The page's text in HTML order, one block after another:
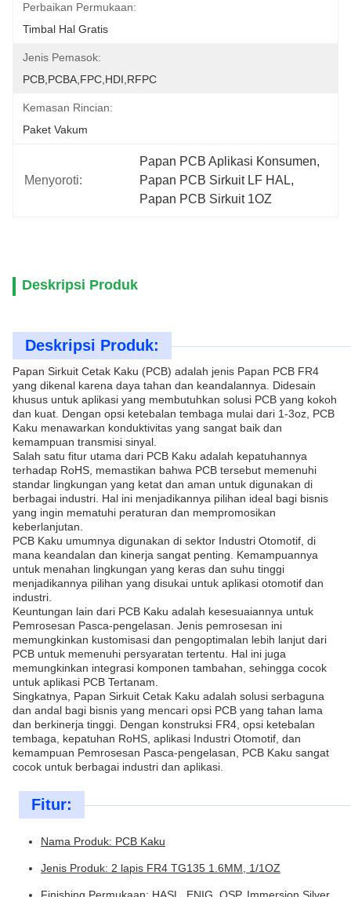
Perbaikan Permukaan:
Timbal Hal Gratis
Jenis Pemasok:
PCB,PCBA,FPC,HDI,RFPC
Kemasan Rincian:
Paket Vakum
Menyoroti:
Papan PCB Aplikasi Konsumen,
Papan PCB Sirkuit LF HAL,
Papan PCB Sirkuit 1OZ
Deskripsi Produk
Deskripsi Produk:
Papan Sirkuit Cetak Kaku (PCB) adalah jenis Papan PCB FR4
yang dikenal karena daya tahan dan keandalannya. Didesain
khusus untuk aplikasi yang membutuhkan solusi PCB yang kokoh
dan kuat. Dengan opsi ketebalan tembaga mulai dari 1-3oz, PCB
Kaku menawarkan konduktivitas yang sangat baik dan
kemampuan transmisi sinyal.
Salah satu fitur utama dari PCB Kaku adalah kepatuhannya
terhadap RoHS, memastikan bahwa PCB tersebut memenuhi
standar lingkungan yang ketat dan aman untuk digunakan di
berbagai industri. Hal ini menjadikannya pilihan ideal bagi bisnis
yang ingin mematuhi peraturan dan mempromosikan
keberlanjutan.
PCB Kaku umumnya digunakan di sektor Industri Otomotif, di
mana keandalan dan kinerja sangat penting. Kemampuannya
untuk menahan lingkungan yang keras dan suhu tinggi
menjadikannya pilihan yang disukai untuk aplikasi otomotif dan
industri.
Keuntungan lain dari PCB Kaku adalah kesesuaiannya untuk
Pemrosesan Pasca-pengelasan. Jenis pemrosesan ini
memungkinkan kustomisasi dan pengoptimalan lebih lanjut dari
PCB untuk memenuhi persyaratan tertentu. Hal ini juga
memungkinkan integrasi komponen tambahan, sehingga cocok
untuk aplikasi PCB Tertanam.
Singkatnya, Papan Sirkuit Cetak Kaku adalah solusi serbaguna
dan andal bagi bisnis yang mencari opsi PCB yang tahan lama
dan berkinerja tinggi. Dengan konstruksi FR4, opsi ketebalan
tembaga, kepatuhan RoHS, aplikasi Industri Otomotif, dan
kemampuan Pemrosesan Pasca-pengelasan, PCB Kaku sangat
cocok untuk berbagai industri dan aplikasi.
Fitur:
Nama Produk: PCB Kaku
Jenis Produk: 2 lapis FR4 TG135 1.6MM, 1/1OZ